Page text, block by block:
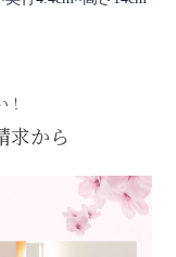
求から